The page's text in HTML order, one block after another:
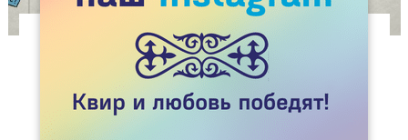
КАМИНГ АУТТЫҢ ЖОЛДАРЫ
15
Университетте оқып жүрген кезімде бір